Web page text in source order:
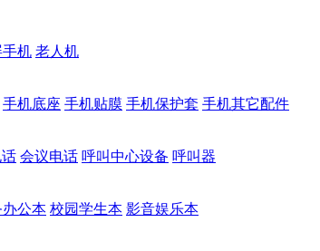
机 老人机
手机底座 手机贴膜 手机保护套 手机其它配件
会议电话 呼叫中心设备 呼叫器
公本 校园学生本 影音娱乐本